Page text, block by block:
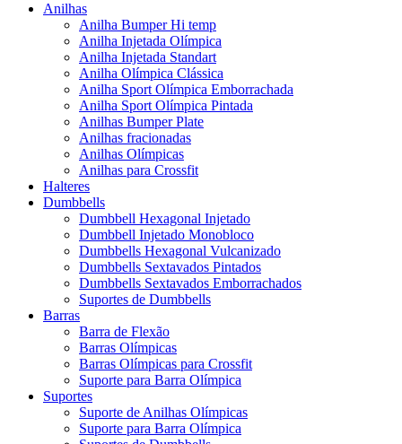
Anilhas
Anilha Bumper Hi temp
Anilha Injetada Olímpica
Anilha Injetada Standart
Anilha Olímpica Clássica
Anilha Sport Olímpica Emborrachada
Anilha Sport Olímpica Pintada
Anilhas Bumper Plate
Anilhas fracionadas
Anilhas Olímpicas
Anilhas para Crossfit
Halteres
Dumbbells
Dumbbell Hexagonal Injetado
Dumbbell Injetado Monobloco
Dumbbells Hexagonal Vulcanizado
Dumbbells Sextavados Pintados
Dumbbells Sextavados Emborrachados
Suportes de Dumbbells
Barras
Barra de Flexão
Barras Olímpicas
Barras Olímpicas para Crossfit
Suporte para Barra Olímpica
Suportes
Suporte de Anilhas Olímpicas
Suporte para Barra Olímpica